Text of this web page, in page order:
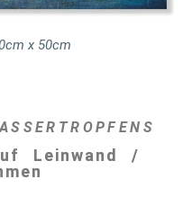
x 50cm
Leinwand /